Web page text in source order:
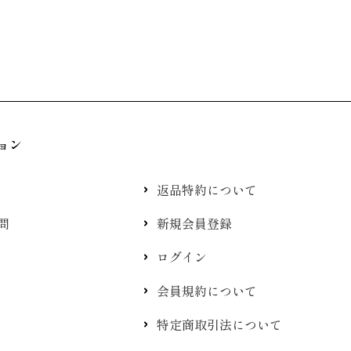
ン
返品特約について
新規会員登録
ログイン
会員規約について
特定商取引法について